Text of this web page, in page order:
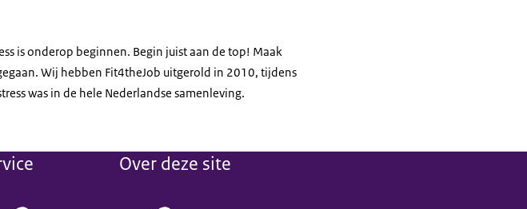
is onderop beginnen. Begin juist aan de top! Maak
Wij hebben Fit4theJob uitgerold in 2010, tijdens
was in de hele Nederlandse samenleving.
Over deze site